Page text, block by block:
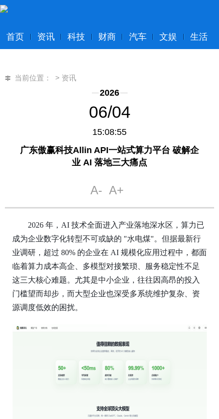
首页 资讯 科技 财商 汽车 文娱 生活
当前位置： > 资讯
2026
06/04
15:08:55
广东傲赢科技Allin API一站式算力平台 破解企
业 AI 落地三大痛点
2026 年，AI 技术全面进入产业落地深水区，算力已
成为企业数字化转型不可或缺的 "水电煤"。但据最新行
业调研 ，超过 80% 的企业在 AI 规模化应用过程中，都面
临着算力成本高企、多模型对接繁琐、服务稳定性不足
这三大核心难题。尤其是中小企业，往往因高昂的投入
门槛望而却步，而大型企业也深受多系统维护复杂、资
源调度低效的困扰。